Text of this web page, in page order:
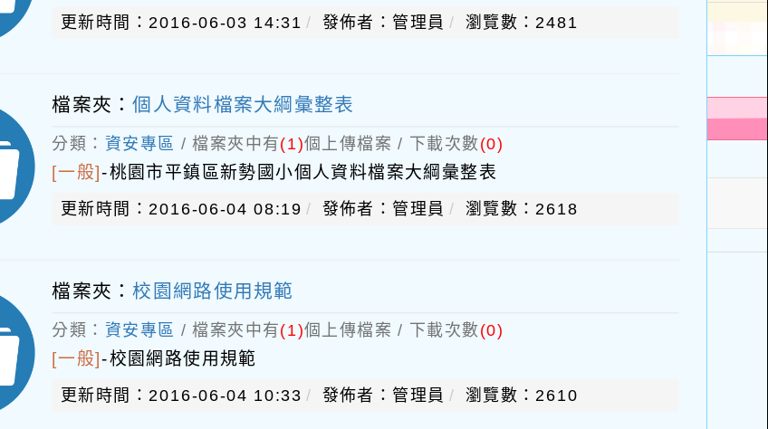
更新時間：2016-06-03 14:31 發佈者：管理員 瀏覽數：2481
檔案夾：個人資料檔案大綱彙整表
分類： 資安專區 / 檔案夾中有(1)個上傳檔案 / 下載次數(0)
[一般]-桃園市平鎮區新勢國小個人資料檔案大綱彙整表
更新時間：2016-06-04 08:19 發佈者：管理員 瀏覽數：2618
檔案夾：校園網路使用規範
分類： 資安專區 / 檔案夾中有(1)個上傳檔案 / 下載次數(0)
[一般]-校園網路使用規範
更新時間：2016-06-04 10:33 發佈者：管理員 瀏覽數：2610